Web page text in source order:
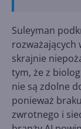
Suleyman
rozważających
skrajnie
tym, że z
nie są zdolne
ponieważ
zwrotnego i